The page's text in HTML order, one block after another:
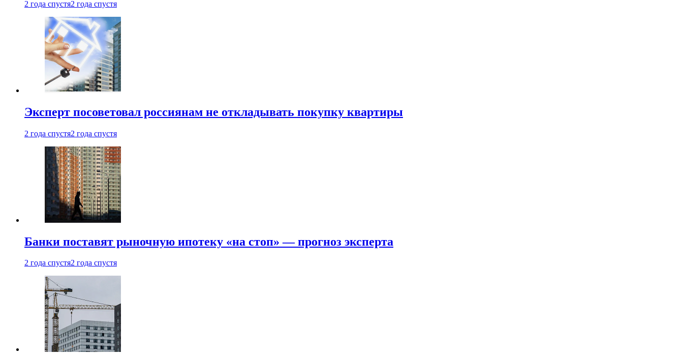
2 года спустя2 года спустя
Эксперт посоветовал россиянам не откладывать покупку квартиры
2 года спустя2 года спустя
Банки поставят рыночную ипотеку «на стоп» — прогноз эксперта
2 года спустя2 года спустя